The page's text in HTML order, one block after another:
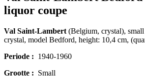
liquor coupe
Val Saint-Lambert (Belgium, crystal),
crystal, model Bedford, height: 10,4 cm,
Periode : 1940-1960
Grootte : Small